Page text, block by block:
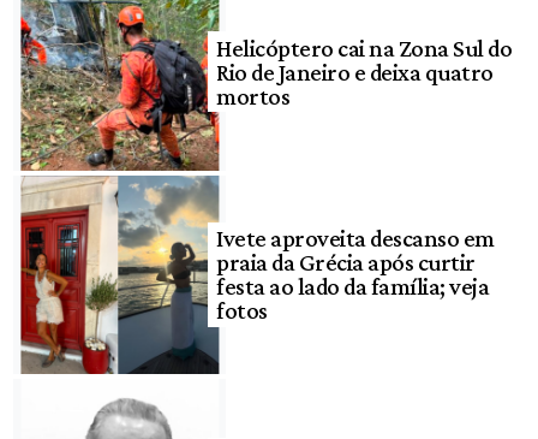
Helicóptero cai na Zona Sul do
Rio de Janeiro e deixa quatro
mortos
Ivete aproveita descanso em
praia da Grécia após curtir
festa ao lado da família; veja
fotos